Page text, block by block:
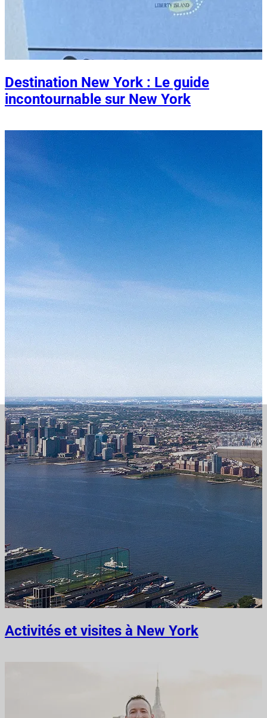
Destination New York : Le guide
incontournable sur New York
Activités et visites à New York